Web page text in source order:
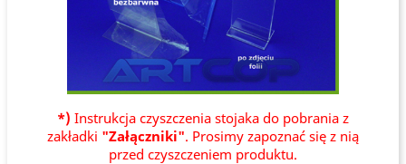
*) Instrukcja czyszczenia stojaka do pobrania z
zakładki "Załączniki". Prosimy zapoznać się z nią
przed czyszczeniem produktu.